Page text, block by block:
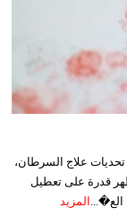
تحديات علاج السرطان،
قدرة على تعطيل
المزيد